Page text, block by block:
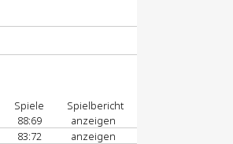
Spiele
Spielbericht
88:69
anzeigen
83:72
anzeigen